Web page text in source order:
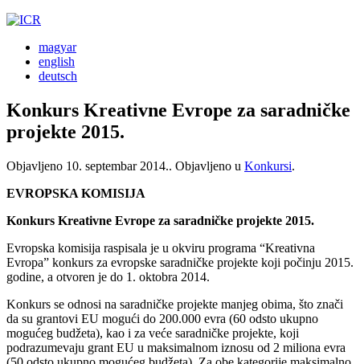
magyar
english
deutsch
Konkurs Kreativne Evrope za saradničke
projekte 2015.
Objavljeno 10. septembar 2014.. Objavljeno u Konkursi.
EVROPSKA KOMISIJA
Konkurs Kreativne Evrope za saradničke projekte 2015.
Evropska komisija raspisala je u okviru programa “Kreativna
Evropa” konkurs za evropske saradničke projekte koji počinju 2015.
godine, a otvoren je do 1. oktobra 2014.
Konkurs se odnosi na saradničke projekte manjeg obima, što znači
da su grantovi EU mogući do 200.000 evra (60 odsto ukupno
mogućeg budžeta), kao i za veće saradničke projekte, koji
podrazumevaju grant EU u maksimalnom iznosu od 2 miliona evra